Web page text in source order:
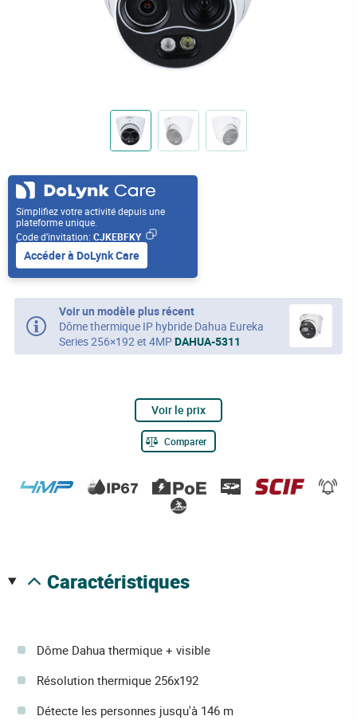
Simplifiez votre activité depuis une
plateforme unique.
Code d’invitation: CJKEBFKY
Accéder à DoLynk Care
Voir un modèle plus récent
Dôme thermique IP hybride Dahua Eureka
Series 256×192 et 4MPDAHUA-5311
Voir le prix
Comparer
caractéristiques
Dôme Dahua thermique + visible
Résolution thermique 256x192
Détecte les personnes jusqu'à 146 m